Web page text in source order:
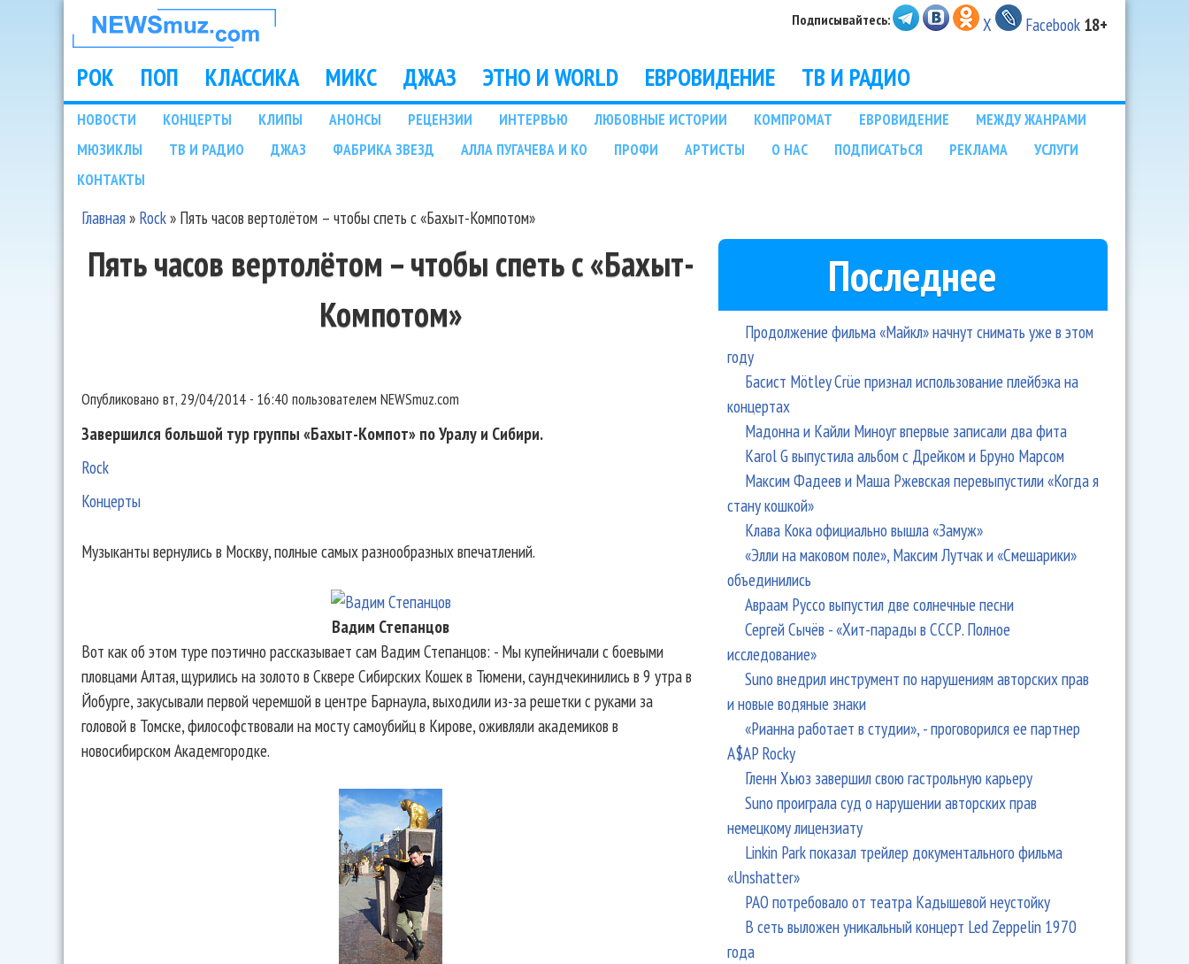
НОВОСТИ
МУЗЫКИ И
ШОУ БИЗНЕСА
NEWSMUZ.COM
Подписывайтесь: X Facebook 18+
Main menu
РОК ПОП КЛАССИКА МИКС ДЖАЗ ЭТНО И WORLD ЕВРОВИДЕНИЕ ТВ И РАДИО
Подразделы
НОВОСТИ КОНЦЕРТЫ КЛИПЫ АНОНСЫ РЕЦЕНЗИИ ИНТЕРВЬЮ ЛЮБОВНЫЕ ИСТОРИИ КОМПРОМАТ ЕВРОВИДЕНИЕ
МЕЖДУ ЖАНРАМИ
МЮЗИКЛЫ
ТВ И РАДИО ДЖАЗ ФАБРИКА ЗВЕЗД АЛЛА ПУГАЧЕВА И КО ПРОФИ АРТИСТЫ О НАС ПОДПИСАТЬСЯ РЕКЛАМА
УСЛУГИ
КОНТАКТЫ
Главная» Rock» Пять часов вертолётом – чтобы спеть с «Бахыт-Компотом»
Пять часов вертолётом – чтобы спеть с «Бахыт-
Компотом»
Опубликовано вт, 29/04/2014 - 16:40 пользователем NEWSmuz.com
Завершился большой тур группы «Бахыт-Компот» по Уралу и Сибири.
Rock
Концерты
Музыканты вернулись в Москву, полные самых разнообразных впечатлений.
Вадим Степанцов
Вот как об этом туре поэтично рассказывает сам Вадим Степанцов: - Мы купейничали с боевыми
пловцами Алтая, щурились на золото в Сквере Сибирских Кошек в Тюмени, саундчекинились в 9 утра в
Йобурге, закусывали первой черемшой в центре Барнаула, выходили из-за решетки с руками за
головой в Томске, философствовали на мосту самоубийц в Кирове, оживляли академиков в
новосибирском Академгородке.
Последнее
Продолжение фильма «Майкл» начнут снимать уже в этом
году
Басист Mötley Crüe признал использование плейбэка на
концертах
Мадонна и Кайли Миноуг впервые записали два фита
Karol G выпустила альбом с Дрейком и Бруно Марсом
Максим Фадеев и Маша Ржевская перевыпустили «Когда я
стану кошкой»
Клава Кока официально вышла «Замуж»
«Элли на маковом поле», Максим Лутчак и «Смешарики»
объединились
Авраам Руссо выпустил две солнечные песни
Сергей Сычёв - «Хит-парады в СССР. Полное
исследование»
Suno внедрил инструмент по нарушениям авторских прав
и новые водяные знаки
«Рианна работает в студии», - проговорился ее партнер
A$AP Rocky
Гленн Хьюз завершил свою гастрольную карьеру
Suno проиграла суд о нарушении авторских прав
немецкому лицензиату
Linkin Park показал трейлер документального фильма
«Unshatter»
РАО потребовало от театра Кадышевой неустойку
В сеть выложен уникальный концерт Led Zeppelin 1970
года